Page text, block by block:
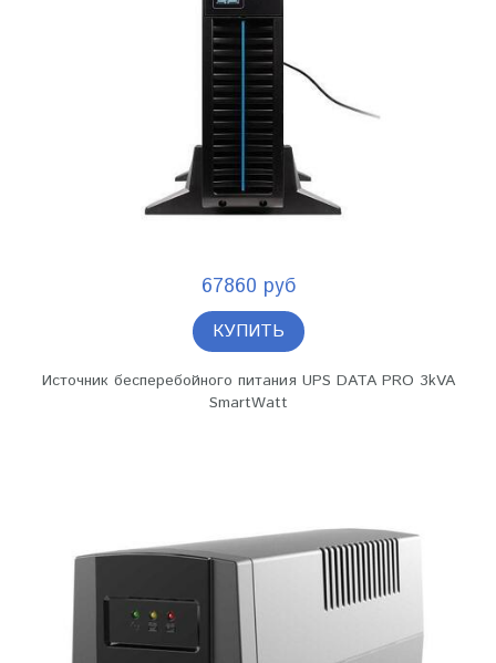
67860 руб
КУПИТЬ
Источник бесперебойного питания UPS DATA PRO 3kVA
SmartWatt